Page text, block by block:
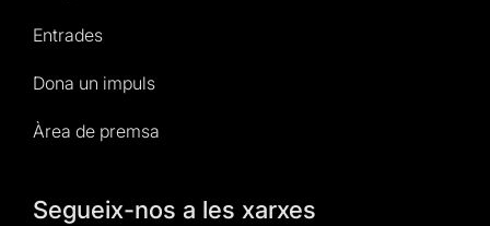
Entrades
Dona un impuls
Àrea de premsa
Segueix-nos a les xarxes